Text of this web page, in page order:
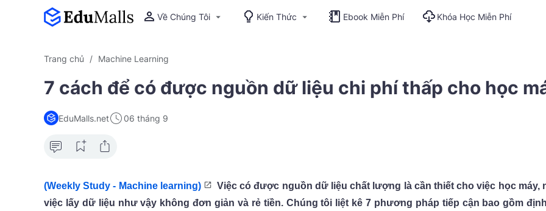
Về Chúng Tôi Kiến Thức Ebook Miễn Phí Khóa Học Miễn Phí
Trang chủ Machine Learning
7 cách để có được nguồn dữ liệu chi phí thấp cho học
EduMalls.net 06 tháng 9
(Weekly Study - Machine learning)
Việc có được nguồn dữ liệu chất lượng là cần thiết cho việc học máy,
việc lấy dữ liệu như vậy không đơn giản và rẻ tiền. Chúng tôi liệt kê 7 phương pháp tiếp cận bao gồm